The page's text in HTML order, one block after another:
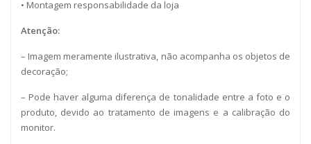
• Montagem responsabilidade da loja
Atenção:
– Imagem meramente ilustrativa, não acompanha os objetos de
decoração;
– Pode haver alguma diferença de tonalidade entre a foto e o
produto, devido ao tratamento de imagens e a calibração do
monitor.